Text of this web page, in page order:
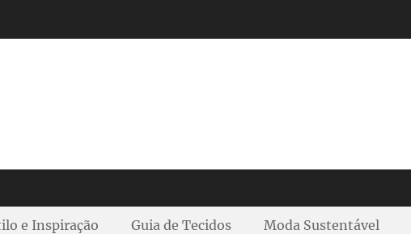
e Inspiração Guia de Tecidos Moda Sustentável